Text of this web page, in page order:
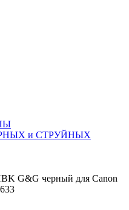
и СТРУЙНЫХ
G&G черный для Canon